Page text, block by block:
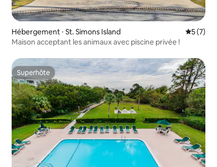
Hébergement ⋅ St. Simons Island
5 (7)
Maison acceptant les animaux avec piscine privée !
Superhôte
Superhôte